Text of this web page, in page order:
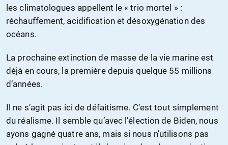
les climatologues appellent le « trio mortel » :
réchauffement, acidification et désoxygénation des
océans.
La prochaine extinction de masse de la vie marine est
déjà en cours, la première depuis quelque 55 millions
d’années.
Il ne s’agit pas ici de défaitisme. C’est tout simplement
du réalisme. Il semble qu’avec l’élection de Biden, nous
ayons gagné quatre ans, mais si nous n’utilisons pas